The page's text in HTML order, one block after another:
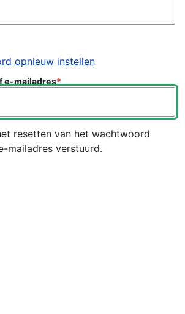
opnieuw instellen
e-mailadres
resetten van het wachtwoord
mailadres verstuurd.